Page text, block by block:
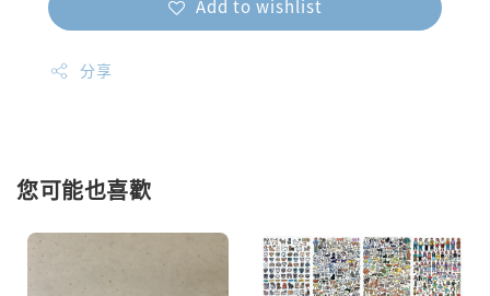
Add to wishlist
分享
您可能也喜歡